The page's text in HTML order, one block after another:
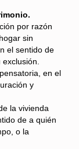
por razón
sin
el sentido de
en el
y
la vivienda
de a quién
o la